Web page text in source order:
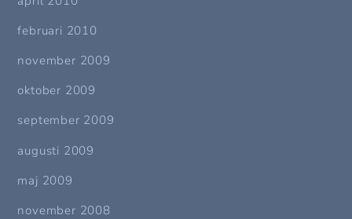
februari 2010
november 2009
oktober 2009
september 2009
augusti 2009
maj 2009
november 2008